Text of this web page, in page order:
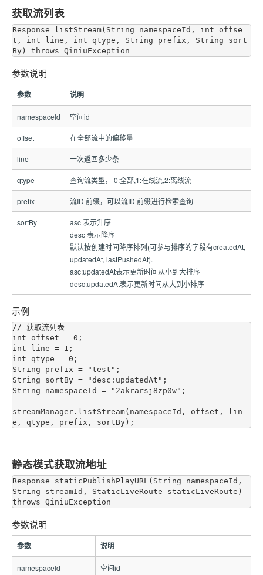
获取流列表
Response listStream(String namespaceId, int offse
t, int line, int qtype, String prefix, String sort
参数说明
参数 说明
namespaceId 空间id
offset 在全部流中的偏移量
line 一次返回多少条
qtype 查询流类型， 0:全部,1:在线流,2:离线流
prefix 流ID 前缀，可以流ID 前缀进行检索查询
sortBy
asc 表示升序
desc 表示降序
默认按创建时间降序排列(可参与排序的字段有createdAt,
updatedAt, lastPushedAt).
asc:updatedAt表示更新时间从小到大排序
desc:updatedAt表示更新时间从大到小排序
示例
// 获取流列表
int offset = 0;
int line = 1;
int qtype = 0;
String prefix = "test";
String sortBy = "desc:updatedAt";
String namespaceId = "2akrarsj8zp0w";
streamManager.listStream(namespaceId, offset, lin
静态模式获取流地址
Response staticPublishPlayURL(String namespaceId,
String streamId, StaticLiveRoute staticLiveRoute)
参数说明
参数 说明
namespaceId 空间id